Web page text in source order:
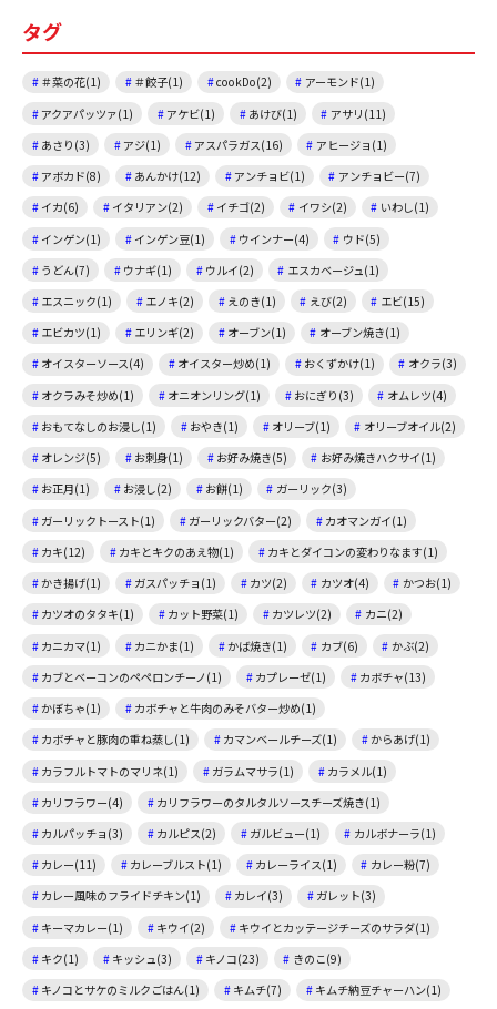
o
k
タグ
＃菜の花(1) ＃餃子(1) cookDo(2)
アーモンド(1)
アクアパッツァ(1)
アケビ(1) あけび(1)
アサリ(11)
あさり(3)
アジ(1) アスパラガス(16)
アヒージョ(1)
アボカド(8)
あんかけ(12) アンチョビ(1)
アンチョビー(7)
イカ(6)
イタリアン(2) イチゴ(2) イワシ(2)
いわし(1)
インゲン(1)
インゲン豆(1) ウインナー(4)
ウド(5)
うどん(7)
ウナギ(1) ウルイ(2)
エスカベージュ(1)
エスニック(1)
エノキ(2) えのき(1) えび(2)
エビ(15)
エビカツ(1)
エリンギ(2) オーブン(1)
オーブン焼き(1)
オイスターソース(4)
オイスター炒め(1) おくずかけ(1)
オクラ(3)
オクラみそ炒め(1)
オニオンリング(1) おにぎり(3)
オムレツ(4)
おもてなしのお浸し(1)
おやき(1) オリーブ(1)
オリーブオイル(2)
オレンジ(5)
お刺身(1) お好み焼き(5)
お好み焼きハクサイ(1)
お正月(1)
お浸し(2) お餅(1)
ガーリック(3)
ガーリックトースト(1)
ガーリックバター(2)
カオマンガイ(1)
カキ(12)
カキとキクのあえ物(1)
カキとダイコンの変わりなます(1)
かき揚げ(1)
ガスパッチョ(1) カツ(2) カツオ(4)
かつお(1)
カツオのタタキ(1)
カット野菜(1) カツレツ(2)
カニ(2)
カニカマ(1)
カニかま(1) かば焼き(1) カブ(6)
かぶ(2)
カブとベーコンのペペロンチーノ(1)
カプレーゼ(1)
カボチャ(13)
かぼちゃ(1)
カボチャと牛肉のみそバター炒め(1)
カボチャと豚肉の重ね蒸し(1)
カマンベールチーズ(1)
からあげ(1)
カラフルトマトのマリネ(1)
ガラムマサラ(1)
カラメル(1)
カリフラワー(4)
カリフラワーのタルタルソースチーズ焼き(1)
カルパッチョ(3)
カルピス(2) ガルビュー(1)
カルボナーラ(1)
カレー(11)
カレーブルスト(1) カレーライス(1)
カレー粉(7)
カレー風味のフライドチキン(1)
カレイ(3)
ガレット(3)
キーマカレー(1)
キウイ(2)
キウイとカッテージチーズのサラダ(1)
キク(1)
キッシュ(3) キノコ(23)
きのこ(9)
キノコとサケのミルクごはん(1)
キムチ(7)
キムチ納豆チャーハン(1)